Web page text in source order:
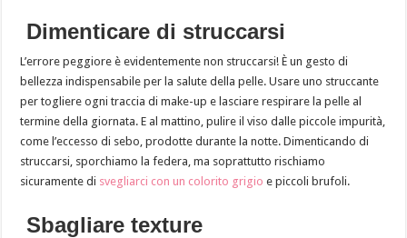
Dimenticare di struccarsi
L’errore peggiore è evidentemente non struccarsi! È un gesto di
bellezza indispensabile per la salute della pelle. Usare uno struccante
per togliere ogni traccia di make-up e lasciare respirare la pelle al
termine della giornata. E al mattino, pulire il viso dalle piccole impurità,
come l’eccesso di sebo, prodotte durante la notte. Dimenticando di
struccarsi, sporchiamo la federa, ma soprattutto rischiamo
sicuramente di svegliarci con un colorito grigio e piccoli brufoli.
Sbagliare texture